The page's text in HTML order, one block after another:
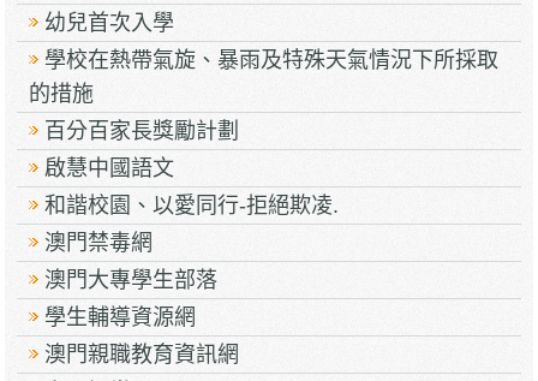
幼兒首次入學
學校在熱帶氣旋、暴雨及特殊天氣情況下所採取
的措施
百分百家長獎勵計劃
啟慧中國語文
和諧校園、以愛同行-拒絕欺凌.
澳門禁毒網
澳門大專學生部落
學生輔導資源網
澳門親職教育資訊網